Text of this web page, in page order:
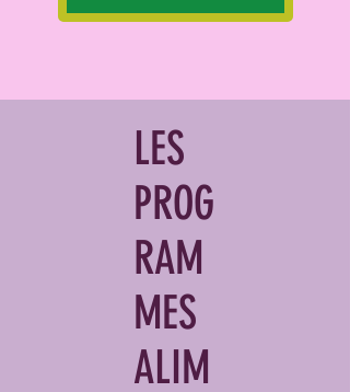
LES
PROG
RAM
MES
ALIM